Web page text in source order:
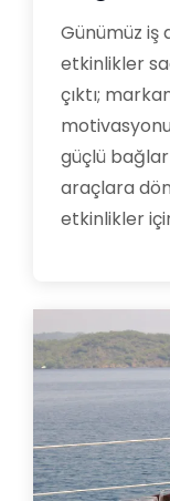
Günümüz iş
etkinlikler
çıktı;
güçlü
araçlara
etkinlikler